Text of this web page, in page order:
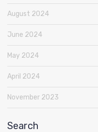
August 2024
June 2024
May 2024
April 2024
November 2023
Search